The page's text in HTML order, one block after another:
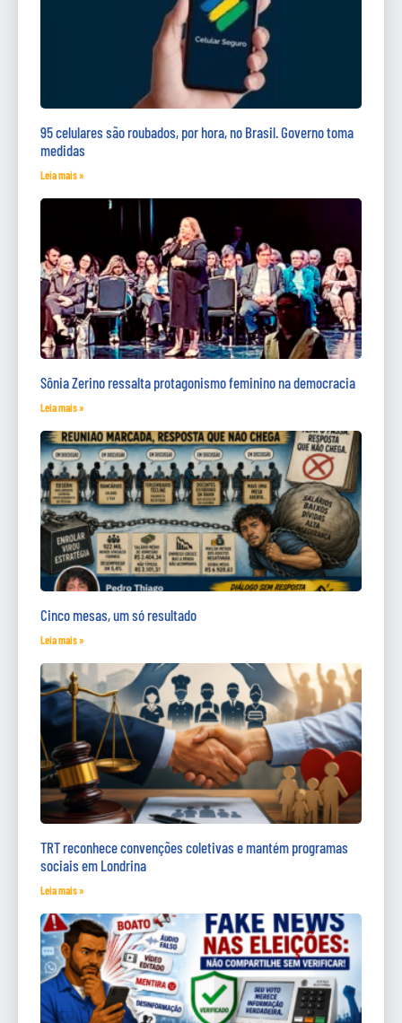
95 celulares são roubados, por hora, no Brasil. Governo toma
medidas
Leia mais »
Sônia Zerino ressalta protagonismo feminino na democracia
Leia mais »
Cinco mesas, um só resultado
Leia mais »
TRT reconhece convenções coletivas e mantém programas
sociais em Londrina
Leia mais »